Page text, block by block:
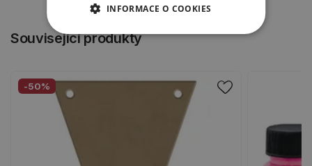
Související produkty
-50%
INFORMACE O COOKIES